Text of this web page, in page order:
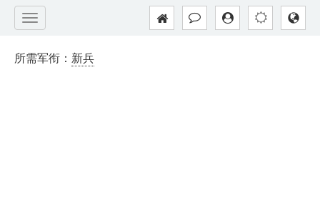
所需军衔： 新兵